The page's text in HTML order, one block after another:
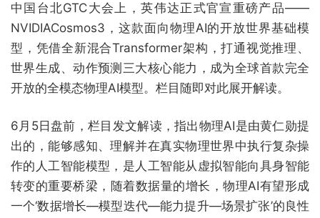
中国台北GTC大会上，英伟达正式官宣重磅产品——
NVIDIACosmos3，这款面向物理AI的开放世界基础模
型，凭借全新混合Transformer架构，打通视觉推理、
世界生成、动作预测三大核心能力，成为全球首款完全
开放的全模态物理AI模型。栏目随即对此展开解读。
6月5日盘前，栏目发文解读，指出物理AI是由黄仁勋提
出的，能够感知、理解并在真实物理世界中执行复杂操
作的人工智能模型，是人工智能从虚拟智能向具身智能
转变的重要桥梁，随着数据量的增长，物理AI有望形成
一个‘数据增长—模型迭代—能力提升—场景扩张’的良性